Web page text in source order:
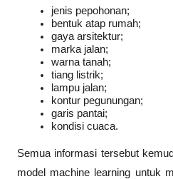
jenis pepohonan;
bentuk atap rumah;
gaya arsitektur;
marka jalan;
warna tanah;
tiang listrik;
lampu jalan;
kontur pegunungan;
garis pantai;
kondisi cuaca.
Semua informasi tersebut
model machine learning untuk